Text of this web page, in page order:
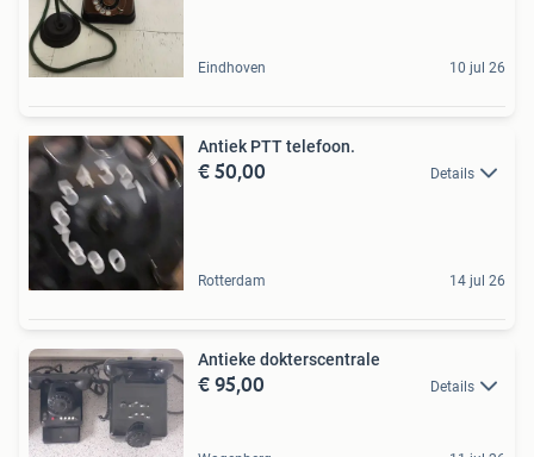
Eindhoven 10 jul 26
Antiek PTT telefoon.
€ 50,00 Details
Rotterdam 14 jul 26
Antieke dokterscentrale
€ 95,00 Details